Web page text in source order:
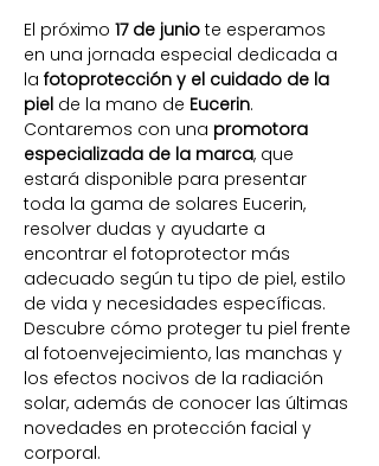
El próximo 17 de junio te esperamos
en una jornada especial dedicada a
la fotoprotección y el cuidado de la
piel de la mano de Eucerin.
Contaremos con una promotora
especializada de la marca, que
estará disponible para presentar
toda la gama de solares Eucerin,
resolver dudas y ayudarte a
encontrar el fotoprotector más
adecuado según tu tipo de piel, estilo
de vida y necesidades específicas.
Descubre cómo proteger tu piel frente
al fotoenvejecimiento, las manchas y
los efectos nocivos de la radiación
solar, además de conocer las últimas
novedades en protección facial y
corporal.